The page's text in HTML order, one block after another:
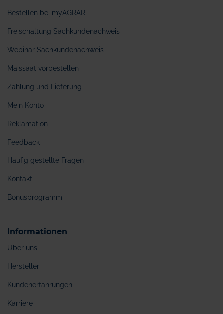
Bestellen bei myAGRAR
Freischaltung Sachkundenachweis
Webinar Sachkundenachweis
Maissaat vorbestellen
Zahlung und Lieferung
Mein Konto
Reklamation
Feedback
Häufig gestellte Fragen
Kontakt
Bonusprogramm
Informationen
Über uns
Hersteller
Kundenerfahrungen
Karriere